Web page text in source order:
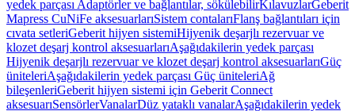
yedek parçası Adaptörler ve bağlantılar, sökülebilirKılavuzlarGeberit
Mapress CuNiFe aksesuarlarıSistem contalarıFlanş bağlantıları için
cıvata setleriGeberit hijyen sistemiHijyenik deşarjlı rezervuar ve
klozet deşarj kontrol aksesuarlarıAşağıdakilerin yedek parçası
Hijyenik deşarjlı rezervuar ve klozet deşarj kontrol aksesuarlarıGüç
üniteleriAşağıdakilerin yedek parçası Güç üniteleriAğ
bileşenleriGeberit hijyen sistemi için Geberit Connect
aksesuarıSensörlerVanalarDüz yataklı vanalarAşağıdakilerin yedek